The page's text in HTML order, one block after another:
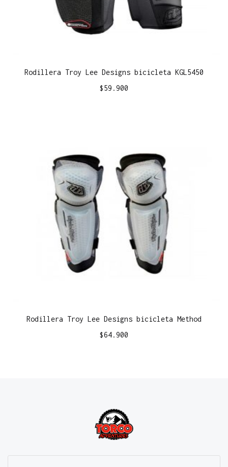
Rodillera Troy Lee Designs bicicleta KGL5450
$59.900
Rodillera Troy Lee Designs bicicleta Method
$64.900